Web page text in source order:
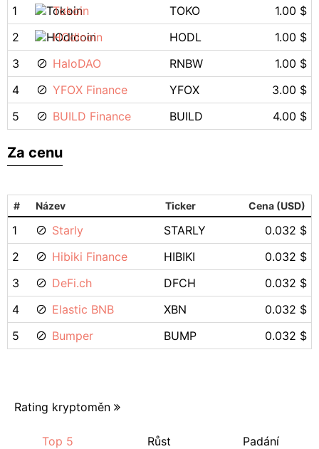
1 Tokoin TOKO
1.00 $
2
HOdlcoin HODL
1.00 $
3
HaloDAO RNBW
1.00 $
4
YFOX Finance YFOX
3.00 $
5
BUILD Finance BUILD 4.00 $
Za cenu
# Název Ticker Cena (USD)
1 Starly STARLY
0.032 $
2
Hibiki Finance HIBIKI
0.032 $
3
DeFi.ch DFCH
0.032 $
4
Elastic BNB XBN
0.032 $
5
Bumper BUMP 0.032 $
Rating kryptoměn
Top 5 Růst Padání